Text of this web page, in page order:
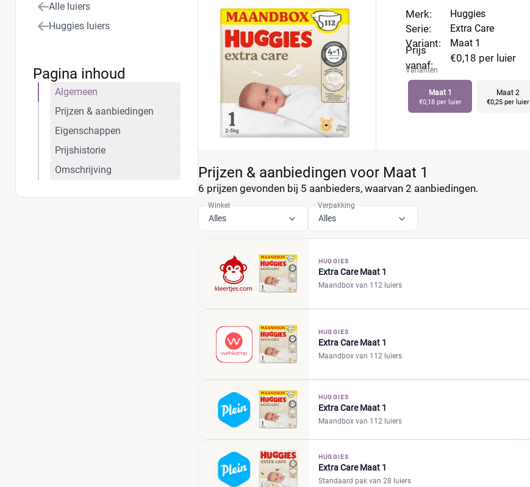
Merk:
Serie:
Variant:
Prijs
vanaf:
Huggies
Extra Care
Maat 1
€0,18 per luier
Varianten
Maat 1
€0,18 per luier
Maat 2
€0,25 per luier
Prijzen & aanbiedingen voor Maat 1
6 prijzen gevonden bij 5 aanbieders, waarvan 2 aanbiedingen.
Winkel
Alles
Verpakking
Alles
HUGGIES
Extra Care Maat 1
Maandbox van 112 luiers
HUGGIES
Extra Care Maat 1
Maandbox van 112 luiers
HUGGIES
Extra Care Maat 1
Maandbox van 112 luiers
HUGGIES
Extra Care Maat 1
Standaard pak van 28 luiers
Alle luiers
Huggies luiers
Pagina inhoud
Algemeen
Prijzen & aanbiedingen
Eigenschappen
Prijshistorie
Omschrijving